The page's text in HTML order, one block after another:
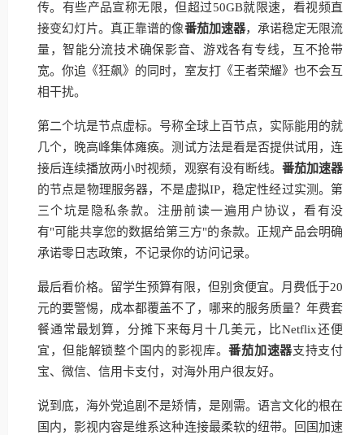
传。有些产品宣称无限，但超过50GB就限速，看视频直
接变幻灯片。真正靠谱的像番茄加速器，承诺稳定无限流
量，智能分流技术确保影音、游戏各有专线，互不抢带
宽。你追《狂飙》的同时，室友打《王者荣耀》也不会互
相干扰。
第二个坑是节点虚标。号称全球上百节点，实际能用的就
几个，晚高峰集体瘫痪。测试方法是看是否提供试用，连
接后连续播放两小时视频，观察有没有断线。 番茄加速器
的节点是物理服务器，不是虚拟IP，稳定性经过实测。第
三个坑是隐私条款。注册前读一遍用户协议，看有没
有"可能共享您的数据给第三方"的条款。正规产品会明确
承诺零日志政策，不记录你的访问记录。
最后看价格。留学生预算有限，但别贪便宜。月费低于20
元的要警惕，成本都覆盖不了，哪来的服务质量？年费套
餐通常最划算，分摊下来每月十几美元，比Netflix还便
宜，但能解锁整个国内的影视库。番茄加速器支持支付
宝、微信、信用卡支付，对海外用户很友好。
说到底，海外党追剧不是矫情，是刚需。语言文化的根在
国内，影视内容是维系这种连接最柔软的纽带。回国加速